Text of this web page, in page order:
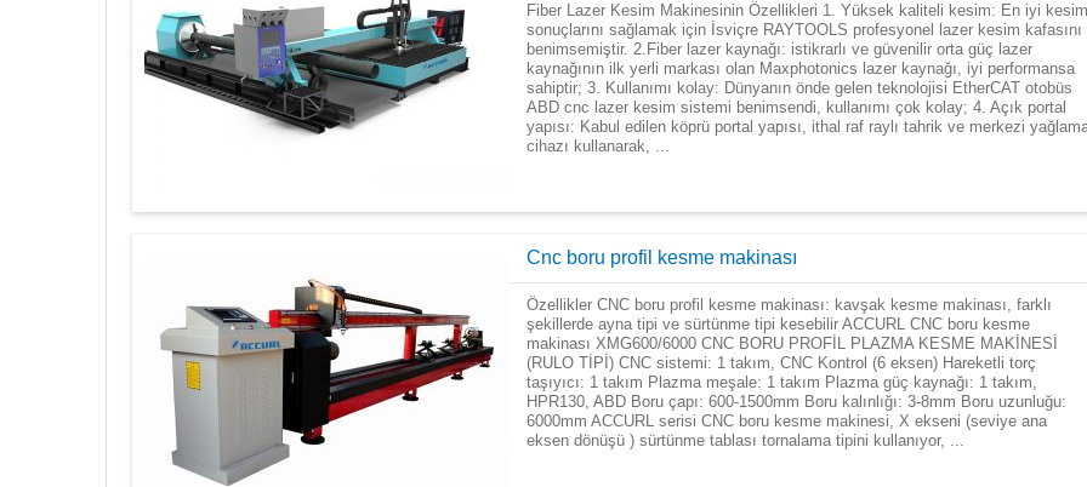
Fiber Lazer Kesim Makinesinin Özellikleri 1. Yüksek kaliteli kesim: En iyi kesim
sonuçlarını sağlamak için İsviçre RAYTOOLS profesyonel lazer kesim kafasını
benimsemiştir. 2.Fiber lazer kaynağı: istikrarlı ve güvenilir orta güç lazer
kaynağının ilk yerli markası olan Maxphotonics lazer kaynağı, iyi performansa
sahiptir; 3. Kullanımı kolay: Dünyanın önde gelen teknolojisi EtherCAT otobüs
ABD cnc lazer kesim sistemi benimsendi, kullanımı çok kolay; 4. Açık portal
yapısı: Kabul edilen köprü portal yapısı, ithal raf raylı tahrik ve merkezi
cihazı kullanarak, ...
Cnc boru profil kesme makinası
Özellikler CNC boru profil kesme makinası: kavşak kesme makinası, farklı
şekillerde ayna tipi ve sürtünme tipi kesebilir ACCURL CNC boru kesme
makinası XMG600/6000 CNC BORU PROFİL PLAZMA KESME MAKİNESİ
(RULO TİPİ) CNC sistemi: 1 takım, CNC Kontrol (6 eksen) Hareketli torç
taşıyıcı: 1 takım Plazma meşale: 1 takım Plazma güç kaynağı: 1 takım,
HPR130, ABD Boru çapı: 600-1500mm Boru kalınlığı: 3-8mm Boru uzunluğu:
6000mm ACCURL serisi CNC boru kesme makinesi, X ekseni (seviye ana
eksen dönüşü ) sürtünme tablası tornalama tipini kullanıyor, ...